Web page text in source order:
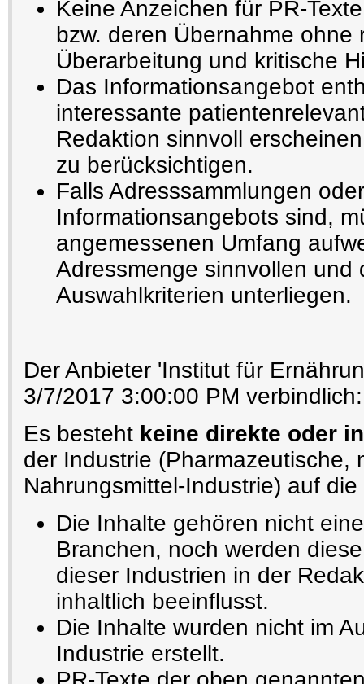
Keine Anzeichen für PR-
bzw. deren Übernahme ohne
Überarbeitung und kritische
Das Informationsangebot
interessante
Redaktion sinnvoll
zu berücksichtigen.
Falls Adresssammlungen
Informationsangebots sind,
angemessenen Umfang
Adressmenge sinnvollen und
Auswahlkriterien unterliegen.
Der Anbieter 'Institut für
3/7/2017 3:00:00 PM verbindlich:
Es besteht keine direkte oder
der Industrie (Pharmazeutische,
Nahrungsmittel-Industrie) auf
Die Inhalte gehören nicht
Branchen, noch werden
dieser Industrien in der
inhaltlich beeinflusst.
Die Inhalte wurden nicht im
Industrie erstellt.